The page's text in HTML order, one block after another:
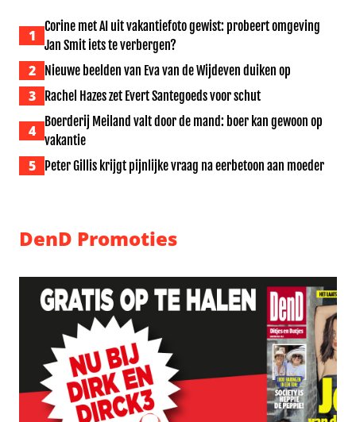
1
Corine met AI uit vakantiefoto gewist: probeert omgeving
Jan Smit iets te verbergen?
2 Nieuwe beelden van Eva van de Wijdeven duiken op
3 Rachel Hazes zet Evert Santegoeds voor schut
4
Boerderij Meiland valt door de mand: boer kan gewoon op
vakantie
5 Peter Gillis krijgt pijnlijke vraag na eerbetoon aan moeder
DenD Promoties